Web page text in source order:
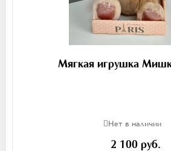
Мягкая игрушка
Нет в наличии
2 100 руб.